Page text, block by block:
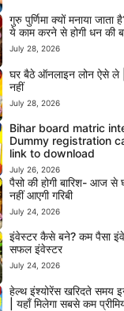
गुरु पुर्णिमा क्यों मनाया जाता
ये काम करने से होगी धन की
July 28, 2026
घर बैठे ऑनलाइन लोन ऐसे
नहीं
July 28, 2026
Bihar board matric
Dummy registration
link to download
July 26, 2026
पैसो की होगी बारिश- आज
नहीं आएगी गरिबी
July 24, 2026
इंवेस्टर कैसे बने? कम पैसा
सफल इंवेस्टर
July 24, 2026
हेल्थ इंश्योरेंस खरिदते समय
| यहाँ मिलेगा सबसे कम